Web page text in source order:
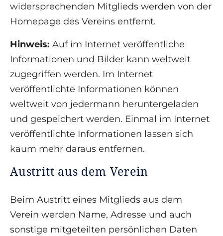
widersprechenden Mitglieds werden von der
Homepage des Vereins entfernt.
Hinweis: Auf im Internet veröffentliche
Informationen und Bilder kann weltweit
zugegriffen werden. Im Internet
veröffentlichte Informationen können
weltweit von jedermann heruntergeladen
und gespeichert werden. Einmal im Internet
veröffentlichte Informationen lassen sich
kaum mehr daraus entfernen.
Austritt aus dem Verein
Beim Austritt eines Mitglieds aus dem
Verein werden Name, Adresse und auch
sonstige mitgeteilten persönlichen Daten